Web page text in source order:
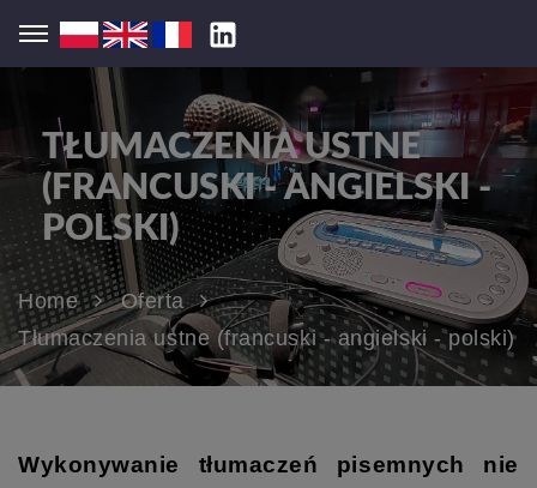
TŁUMACZENIA USTNE
(FRANCUSKI - ANGIELSKI -
POLSKI)
Home
Oferta
Tłumaczenia ustne (francuski - angielski - polski)
Wykonywanie tłumaczeń pisemnych nie